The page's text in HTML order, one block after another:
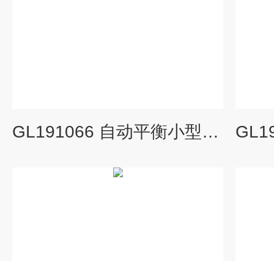
GL191066 自动平衡小型记录报警仪